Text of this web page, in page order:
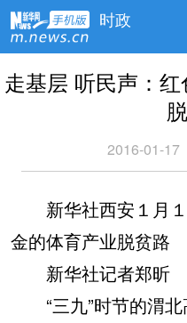
时政
走基层 听民声：
2016-01-17
新华社西安１月
金的体育产业脱贫路
新华社记者郑昕
“三九”时节的渭北